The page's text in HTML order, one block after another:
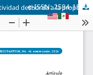
Grand Theft Hamlet o cuando la creatividad desborda a la propiedad intelectual
e-ISSN: 2594-1879